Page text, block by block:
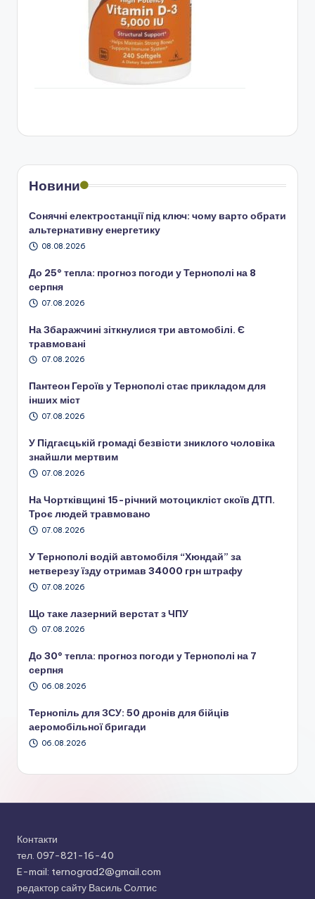
Новини
Сонячні електростанції під ключ: чому варто обрати
альтернативну енергетику
08.08.2026
До 25° тепла: прогноз погоди у Тернополі на 8
серпня
07.08.2026
На Збаражчині зіткнулися три автомобілі. Є
травмовані
07.08.2026
Пантеон Героїв у Тернополі стає прикладом для
інших міст
07.08.2026
У Підгаєцькій громаді безвісти зниклого чоловіка
знайшли мертвим
07.08.2026
На Чортківщині 15-річний мотоцикліст скоїв ДТП.
Троє людей травмовано
07.08.2026
У Тернополі водій автомобіля “Хюндай” за
нетверезу їзду отримав 34000 грн штрафу
07.08.2026
Що таке лазерний верстат з ЧПУ
07.08.2026
До 30° тепла: прогноз погоди у Тернополі на 7
серпня
06.08.2026
Тернопіль для ЗСУ: 50 дронів для бійців
аеромобільної бригади
06.08.2026
Контакти
тел. 097-821-16-40
E-mail: ternograd2@gmail.com
редактор сайту Василь Солтис